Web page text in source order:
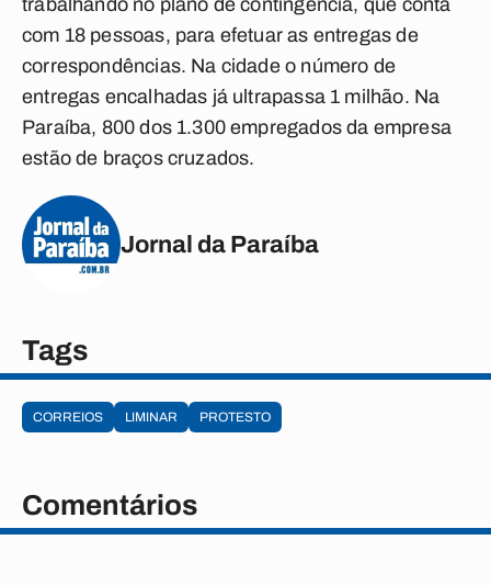
trabalhando no plano de contingência, que conta
com 18 pessoas, para efetuar as entregas de
correspondências. Na cidade o número de
entregas encalhadas já ultrapassa 1 milhão. Na
Paraíba, 800 dos 1.300 empregados da empresa
estão de braços cruzados.
Jornal da Paraíba
Tags
CORREIOS LIMINAR PROTESTO
Comentários